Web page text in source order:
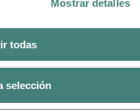
Mostrar detalles
todas
selección